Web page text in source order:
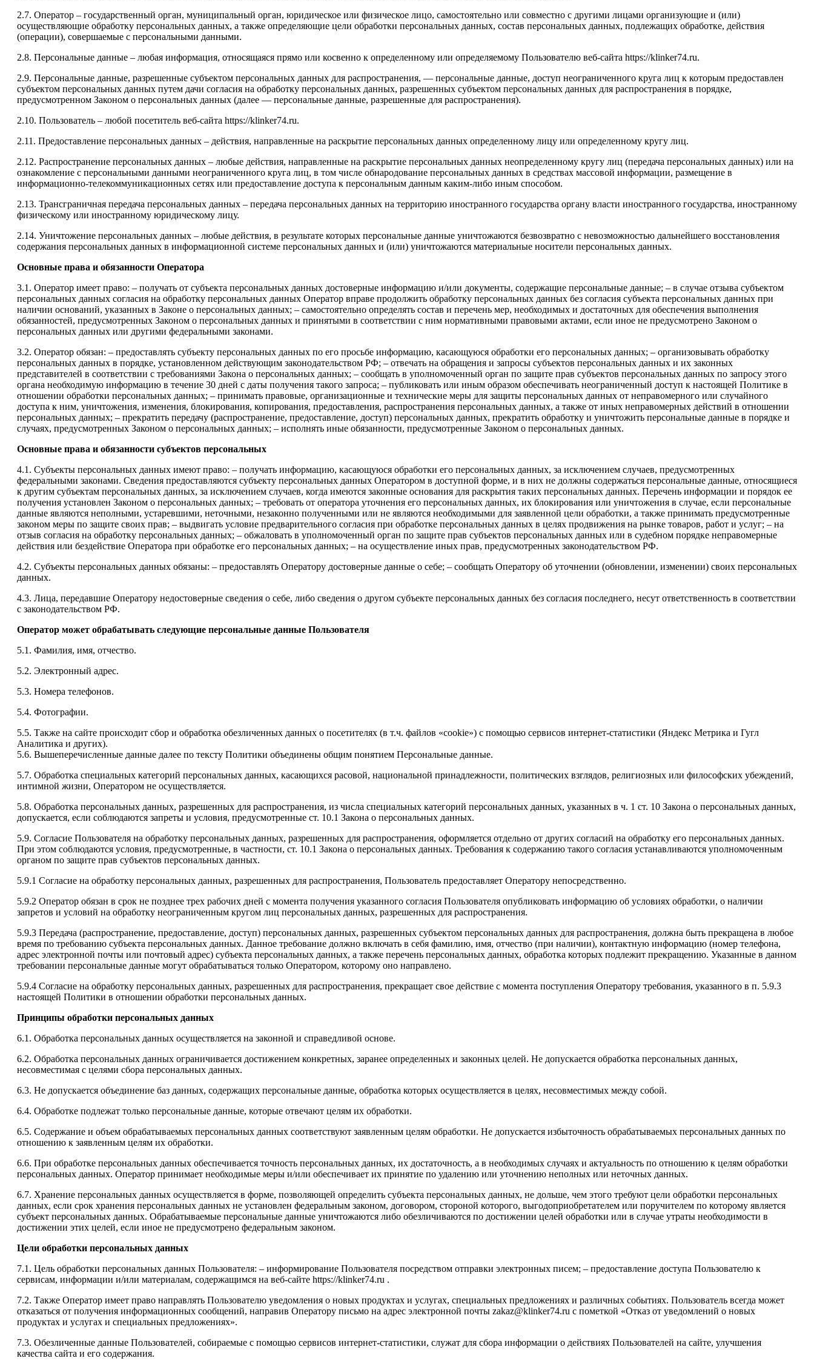
2.7. Оператор – государственный орган, муниципальный орган, юридическое или физическое лицо, самостоятельно или совместно с другими лицами организующие и (или)
осуществляющие обработку персональных данных, а также определяющие цели обработки персональных данных, состав персональных данных, подлежащих обработке, действия
(операции), совершаемые с персональными данными.
2.8. Персональные данные – любая информация, относящаяся прямо или косвенно к определенному или определяемому Пользователю веб-сайта https://klinker74.ru.
2.9. Персональные данные, разрешенные субъектом персональных данных для распространения, — персональные данные, доступ неограниченного круга лиц к которым предоставлен
субъектом персональных данных путем дачи согласия на обработку персональных данных, разрешенных субъектом персональных данных для распространения в порядке,
предусмотренном Законом о персональных данных (далее — персональные данные, разрешенные для распространения).
2.10. Пользователь – любой посетитель веб-сайта https://klinker74.ru.
2.11. Предоставление персональных данных – действия, направленные на раскрытие персональных данных определенному лицу или определенному кругу лиц.
2.12. Распространение персональных данных – любые действия, направленные на раскрытие персональных данных неопределенному кругу лиц (передача персональных данных) или на
ознакомление с персональными данными неограниченного круга лиц, в том числе обнародование персональных данных в средствах массовой информации, размещение в
информационно-телекоммуникационных сетях или предоставление доступа к персональным данным каким-либо иным способом.
2.13. Трансграничная передача персональных данных – передача персональных данных на территорию иностранного государства органу власти иностранного государства, иностранному
физическому или иностранному юридическому лицу.
2.14. Уничтожение персональных данных – любые действия, в результате которых персональные данные уничтожаются безвозвратно с невозможностью дальнейшего восстановления
содержания персональных данных в информационной системе персональных данных и (или) уничтожаются материальные носители персональных данных.
Основные права и обязанности Оператора
3.1. Оператор имеет право: – получать от субъекта персональных данных достоверные информацию и/или документы, содержащие персональные данные; – в случае отзыва субъектом
персональных данных согласия на обработку персональных данных Оператор вправе продолжить обработку персональных данных без согласия субъекта персональных данных при
наличии оснований, указанных в Законе о персональных данных; – самостоятельно определять состав и перечень мер, необходимых и достаточных для обеспечения выполнения
обязанностей, предусмотренных Законом о персональных данных и принятыми в соответствии с ним нормативными правовыми актами, если иное не предусмотрено Законом о
персональных данных или другими федеральными законами.
3.2. Оператор обязан: – предоставлять субъекту персональных данных по его просьбе информацию, касающуюся обработки его персональных данных; – организовывать обработку
персональных данных в порядке, установленном действующим законодательством РФ; – отвечать на обращения и запросы субъектов персональных данных и их законных
представителей в соответствии с требованиями Закона о персональных данных; – сообщать в уполномоченный орган по защите прав субъектов персональных данных по запросу этого
органа необходимую информацию в течение 30 дней с даты получения такого запроса; – публиковать или иным образом обеспечивать неограниченный доступ к настоящей Политике в
отношении обработки персональных данных; – принимать правовые, организационные и технические меры для защиты персональных данных от неправомерного или случайного
доступа к ним, уничтожения, изменения, блокирования, копирования, предоставления, распространения персональных данных, а также от иных неправомерных действий в отношении
персональных данных; – прекратить передачу (распространение, предоставление, доступ) персональных данных, прекратить обработку и уничтожить персональные данные в порядке и
случаях, предусмотренных Законом о персональных данных; – исполнять иные обязанности, предусмотренные Законом о персональных данных.
Основные права и обязанности субъектов персональных
4.1. Субъекты персональных данных имеют право: – получать информацию, касающуюся обработки его персональных данных, за исключением случаев, предусмотренных
федеральными законами. Сведения предоставляются субъекту персональных данных Оператором в доступной форме, и в них не должны содержаться персональные данные, относящиеся
к другим субъектам персональных данных, за исключением случаев, когда имеются законные основания для раскрытия таких персональных данных. Перечень информации и порядок ее
получения установлен Законом о персональных данных; – требовать от оператора уточнения его персональных данных, их блокирования или уничтожения в случае, если персональные
данные являются неполными, устаревшими, неточными, незаконно полученными или не являются необходимыми для заявленной цели обработки, а также принимать предусмотренные
законом меры по защите своих прав; – выдвигать условие предварительного согласия при обработке персональных данных в целях продвижения на рынке товаров, работ и услуг; – на
отзыв согласия на обработку персональных данных; – обжаловать в уполномоченный орган по защите прав субъектов персональных данных или в судебном порядке неправомерные
действия или бездействие Оператора при обработке его персональных данных; – на осуществление иных прав, предусмотренных законодательством РФ.
4.2. Субъекты персональных данных обязаны: – предоставлять Оператору достоверные данные о себе; – сообщать Оператору об уточнении (обновлении, изменении) своих персональных
данных.
4.3. Лица, передавшие Оператору недостоверные сведения о себе, либо сведения о другом субъекте персональных данных без согласия последнего, несут ответственность в соответствии
с законодательством РФ.
Оператор может обрабатывать следующие персональные данные Пользователя
5.1. Фамилия, имя, отчество.
5.2. Электронный адрес.
5.3. Номера телефонов.
5.4. Фотографии.
5.5. Также на сайте происходит сбор и обработка обезличенных данных о посетителях (в т.ч. файлов «cookie») с помощью сервисов интернет-статистики (Яндекс Метрика и Гугл
Аналитика и других).
5.6. Вышеперечисленные данные далее по тексту Политики объединены общим понятием Персональные данные.
5.7. Обработка специальных категорий персональных данных, касающихся расовой, национальной принадлежности, политических взглядов, религиозных или философских убеждений,
интимной жизни, Оператором не осуществляется.
5.8. Обработка персональных данных, разрешенных для распространения, из числа специальных категорий персональных данных, указанных в ч. 1 ст. 10 Закона о персональных данных,
допускается, если соблюдаются запреты и условия, предусмотренные ст. 10.1 Закона о персональных данных.
5.9. Согласие Пользователя на обработку персональных данных, разрешенных для распространения, оформляется отдельно от других согласий на обработку его персональных данных.
При этом соблюдаются условия, предусмотренные, в частности, ст. 10.1 Закона о персональных данных. Требования к содержанию такого согласия устанавливаются уполномоченным
органом по защите прав субъектов персональных данных.
5.9.1 Согласие на обработку персональных данных, разрешенных для распространения, Пользователь предоставляет Оператору непосредственно.
5.9.2 Оператор обязан в срок не позднее трех рабочих дней с момента получения указанного согласия Пользователя опубликовать информацию об условиях обработки, о наличии
запретов и условий на обработку неограниченным кругом лиц персональных данных, разрешенных для распространения.
5.9.3 Передача (распространение, предоставление, доступ) персональных данных, разрешенных субъектом персональных данных для распространения, должна быть прекращена в любое
время по требованию субъекта персональных данных. Данное требование должно включать в себя фамилию, имя, отчество (при наличии), контактную информацию (номер телефона,
адрес электронной почты или почтовый адрес) субъекта персональных данных, а также перечень персональных данных, обработка которых подлежит прекращению. Указанные в данном
требовании персональные данные могут обрабатываться только Оператором, которому оно направлено.
5.9.4 Согласие на обработку персональных данных, разрешенных для распространения, прекращает свое действие с момента поступления Оператору требования, указанного в п. 5.9.3
настоящей Политики в отношении обработки персональных данных.
Принципы обработки персональных данных
6.1. Обработка персональных данных осуществляется на законной и справедливой основе.
6.2. Обработка персональных данных ограничивается достижением конкретных, заранее определенных и законных целей. Не допускается обработка персональных данных,
несовместимая с целями сбора персональных данных.
6.3. Не допускается объединение баз данных, содержащих персональные данные, обработка которых осуществляется в целях, несовместимых между собой.
6.4. Обработке подлежат только персональные данные, которые отвечают целям их обработки.
6.5. Содержание и объем обрабатываемых персональных данных соответствуют заявленным целям обработки. Не допускается избыточность обрабатываемых персональных данных по
отношению к заявленным целям их обработки.
6.6. При обработке персональных данных обеспечивается точность персональных данных, их достаточность, а в необходимых случаях и актуальность по отношению к целям обработки
персональных данных. Оператор принимает необходимые меры и/или обеспечивает их принятие по удалению или уточнению неполных или неточных данных.
6.7. Хранение персональных данных осуществляется в форме, позволяющей определить субъекта персональных данных, не дольше, чем этого требуют цели обработки персональных
данных, если срок хранения персональных данных не установлен федеральным законом, договором, стороной которого, выгодоприобретателем или поручителем по которому является
субъект персональных данных. Обрабатываемые персональные данные уничтожаются либо обезличиваются по достижении целей обработки или в случае утраты необходимости в
достижении этих целей, если иное не предусмотрено федеральным законом.
Цели обработки персональных данных
7.1. Цель обработки персональных данных Пользователя: – информирование Пользователя посредством отправки электронных писем; – предоставление доступа Пользователю к
сервисам, информации и/или материалам, содержащимся на веб-сайте https://klinker74.ru .
7.2. Также Оператор имеет право направлять Пользователю уведомления о новых продуктах и услугах, специальных предложениях и различных событиях. Пользователь всегда может
отказаться от получения информационных сообщений, направив Оператору письмо на адрес электронной почты zakaz@klinker74.ru с пометкой «Отказ от уведомлений о новых
продуктах и услугах и специальных предложениях».
7.3. Обезличенные данные Пользователей, собираемые с помощью сервисов интернет-статистики, служат для сбора информации о действиях Пользователей на сайте, улучшения
качества сайта и его содержания.